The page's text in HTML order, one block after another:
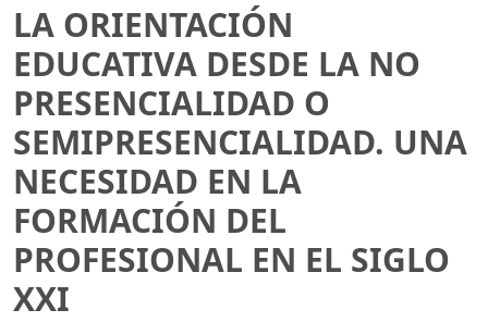
LA ORIENTACIÓN
EDUCATIVA DESDE LA NO
PRESENCIALIDAD O
SEMIPRESENCIALIDAD. UNA
NECESIDAD EN LA
FORMACIÓN DEL
PROFESIONAL EN EL SIGLO
XXI